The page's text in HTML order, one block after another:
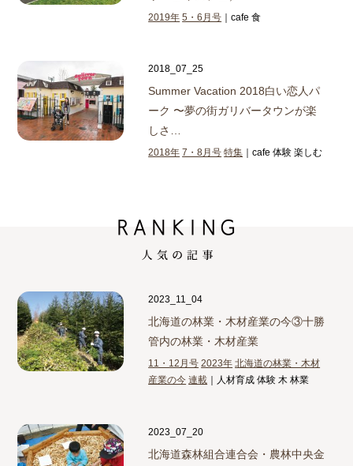
2019年 5・6月号 ｜cafe 食
2018_07_25
Summer Vacation 2018白い恋人パ
ーク 〜夢の街ガリバータウンが楽
しさ…
2018年 7・8月号 特集 ｜cafe 体験 楽しむ
2023_11_04
北海道の林業・木材産業の今③十勝
管内の林業・木材産業
11・12月号 2023年 北海道の林業・木材
産業の今 連載 ｜人材育成 体験 木 林業
2023_07_20
北海道森林組合連合会・農林中央金